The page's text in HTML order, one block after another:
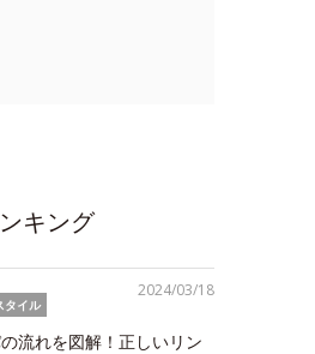
キング
2024/03/18
タイル
流れを図解！正しいリン